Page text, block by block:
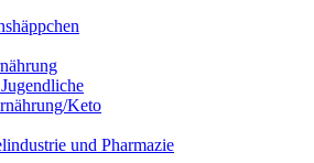
Keto
und Pharmazie